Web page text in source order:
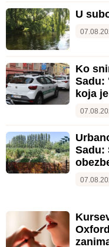
U
Ko
Sadu:
koja
Sadu: